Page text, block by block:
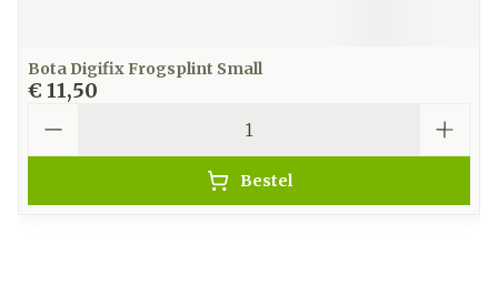
Bota Digifix Frogsplint Small
€ 11,50
Bestel